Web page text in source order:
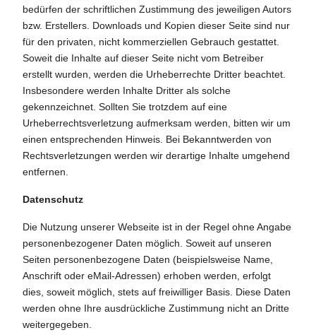
bedürfen der schriftlichen Zustimmung des jeweiligen Autors
bzw. Erstellers. Downloads und Kopien dieser Seite sind nur
für den privaten, nicht kommerziellen Gebrauch gestattet.
Soweit die Inhalte auf dieser Seite nicht vom Betreiber
erstellt wurden, werden die Urheberrechte Dritter beachtet.
Insbesondere werden Inhalte Dritter als solche
gekennzeichnet. Sollten Sie trotzdem auf eine
Urheberrechtsverletzung aufmerksam werden, bitten wir um
einen entsprechenden Hinweis. Bei Bekanntwerden von
Rechtsverletzungen werden wir derartige Inhalte umgehend
entfernen.
Datenschutz
Die Nutzung unserer Webseite ist in der Regel ohne Angabe
personenbezogener Daten möglich. Soweit auf unseren
Seiten personenbezogene Daten (beispielsweise Name,
Anschrift oder eMail-Adressen) erhoben werden, erfolgt
dies, soweit möglich, stets auf freiwilliger Basis. Diese Daten
werden ohne Ihre ausdrückliche Zustimmung nicht an Dritte
weitergegeben.